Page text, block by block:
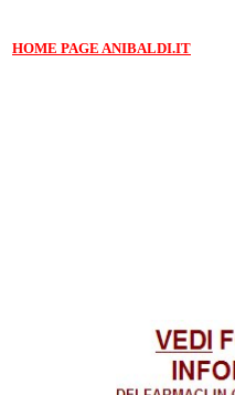
HOME PAGE ANIBALDI.IT